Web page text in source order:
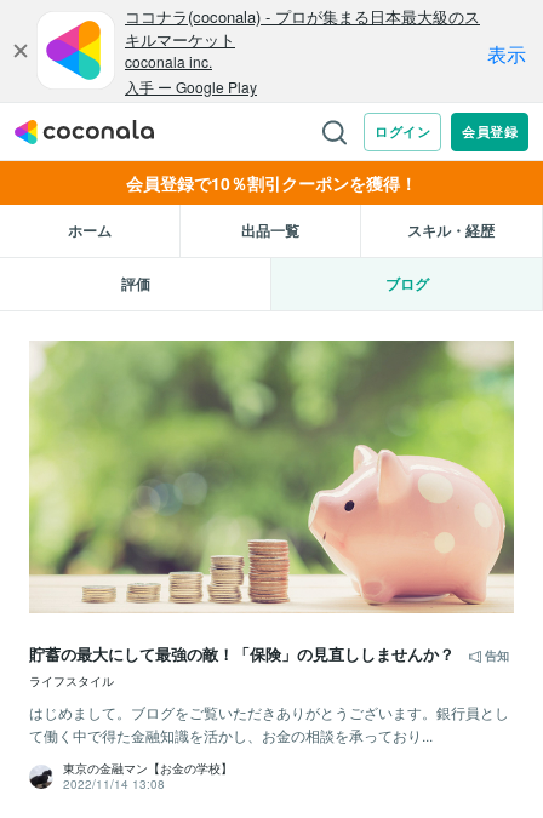
会員登録で10％割引クーポンを獲得！
ホーム 出品一覧 スキル・経歴
評価 ブログ
貯蓄の最大にして最強の敵！「保険」の見直ししませんか？
告知
ライフスタイル
はじめまして。ブログをご覧いただきありがとうございます。銀行員とし
て働く中で得た金融知識を活かし、お金の相談を承っており...
東京の金融マン【お金の学校】
2022/11/14 13:08